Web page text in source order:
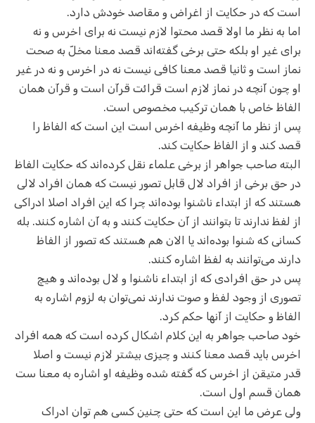
است که در حکایت از اغراض و مقاصد خودش دارد.
اما به نظر ما اولا قصد محتوا لازم نیست نه برای اخرس و نه
برای غیر او بلکه حتی برخی گفته‌اند قصد معنا مخلّ به صحت
نماز است و ثانیا قصد معنا کافی نیست نه در اخرس و نه در غیر
او چون آنچه در نماز لازم است قرائت قرآن است و قرآن همان
الفاظ خاص با همان ترکیب مخصوص است.
پس از نظر ما آنچه وظیفه اخرس است این است که الفاظ را
قصد کند و از الفاظ حکایت کند.
البته صاحب جواهر از برخی علماء نقل کرده‌اند که حکایت الفاظ
در حق برخی از افراد لال قابل تصور نیست که همان افراد لالی
هستند که از ابتداء ناشنوا بوده‌اند چرا که این افراد اصلا ادراکی
از لفظ ندارند تا بتوانند از آن حکایت کنند و به آن اشاره کنند. بله
کسانی که شنوا بوده‌اند یا الان هم هستند که تصور از الفاظ
دارند می‌توانند به لفظ اشاره کنند.
پس در حق افرادی که از ابتداء ناشنوا و لال بوده‌اند و هیچ
تصوری از وجود لفظ و صوت ندارند نمی‌توان به لزوم اشاره به
الفاظ و حکایت از آنها حکم کرد.
خود صاحب جواهر به این کلام اشکال کرده است که همه افراد
اخرس باید قصد معنا کنند و چیزی بیشتر لازم نیست و اصلا
قدر متیقن از اخرس که گفته شده وظیفه او اشاره به معنا ست
همان قسم اول است.
ولی عرض ما این است که حتی چنین کسی هم توان ادراک